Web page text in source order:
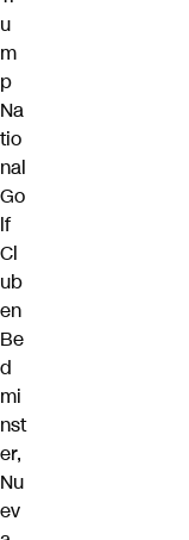
u
m
p
Na
tio
nal
Go
lf
Cl
ub
en
Be
d
mi
nst
er,
Nu
ev